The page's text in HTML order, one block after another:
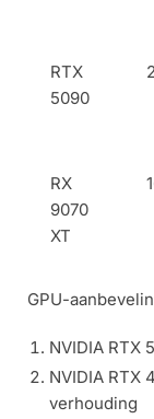
RTX
5090
RX
9070
XT
GPU-
NVIDIA RTX
NVIDIA RTX
verhouding